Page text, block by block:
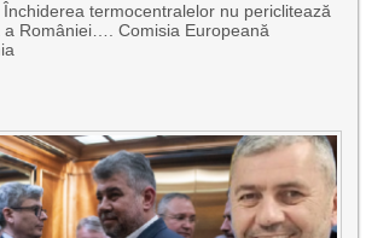
termocentralelor nu periclitează
a României…. Comisia Europeană